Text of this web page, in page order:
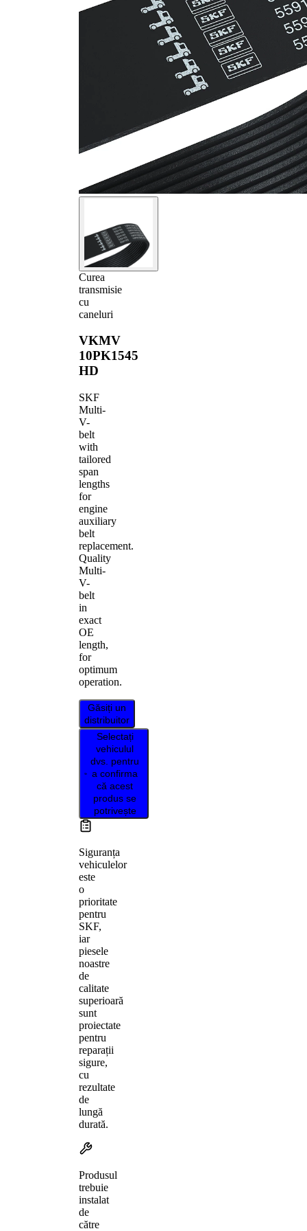
Curea
transmisie
cu
caneluri
VKMV
10PK1545
HD
SKF
Multi-
V-
belt
with
tailored
span
lengths
for
engine
auxiliary
belt
replacement.
Quality
Multi-
V-
belt
in
exact
OE
length,
for
optimum
operation.
Găsiți un
distribuitor
Selectați
vehiculul
dvs. pentru
a confirma
că acest
produs se
potrivește
Siguranța
vehiculelor
este
o
prioritate
pentru
SKF,
iar
piesele
noastre
de
calitate
superioară
sunt
proiectate
pentru
reparații
sigure,
cu
rezultate
de
lungă
durată.
Produsul
trebuie
instalat
de
către